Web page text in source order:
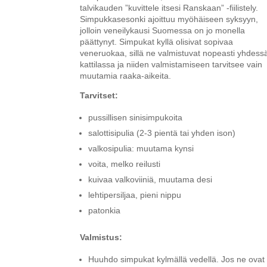
talvikauden ”kuvittele itsesi Ranskaan” -fiilistely.
Simpukkasesonki ajoittuu myöhäiseen syksyyn,
jolloin veneilykausi Suomessa on jo monella
päättynyt. Simpukat kyllä olisivat sopivaa
veneruokaa, sillä ne valmistuvat nopeasti
kattilassa ja niiden valmistamiseen tarvitsee vain
muutamia raaka-aikeita.
Tarvitset:
pussillisen sinisimpukoita
salottisipulia (2-3 pientä tai yhden ison)
valkosipulia: muutama kynsi
voita, melko reilusti
kuivaa valkoviiniä, muutama desi
lehtipersiljaa, pieni nippu
patonkia
Valmistus:
Huuhdo simpukat kylmällä vedellä. Jos ne ovat